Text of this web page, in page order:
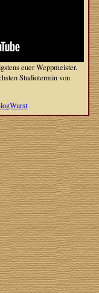
euer Weppmeister.
Studiotermin von